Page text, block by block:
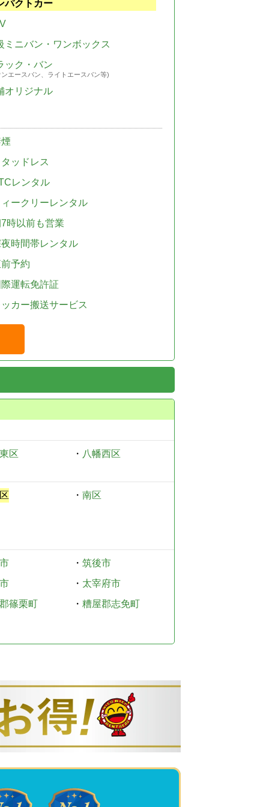
パクトカー
ミニバン・ワンボックス
ック・バン
エースバン、ライトエースバン等)
オリジナル
ッドレス
レンタル
ークリーレンタル
時以前も営業
時間帯レンタル
予約
運転免許証
カー搬送サービス
区 ・ 八幡西区
・ 南区
・ 筑後市
・ 太宰府市
篠栗町
・ 糟屋郡志免町